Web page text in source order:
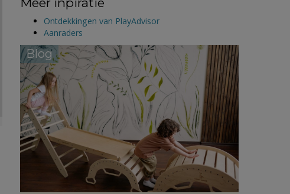
Ontdekkingen van PlayAdvisor
Aanraders
Blog